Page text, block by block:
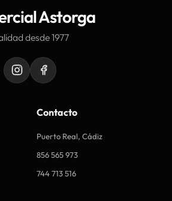
Astorga
desde 1977
Contacto
Puerto Real, Cádiz
856 565 973
744 713 516